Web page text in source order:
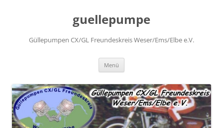
guellepumpe
Güllepumpen CX/GL Freundeskreis Weser/Ems/Elbe e.V.
Menü